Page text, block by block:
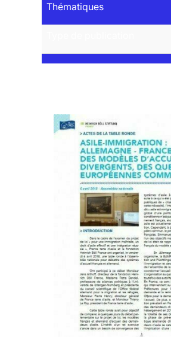
Thématiques